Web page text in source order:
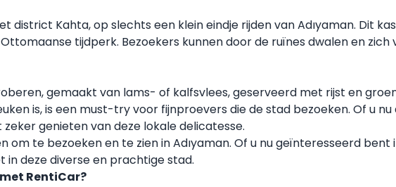
district Kahta, op slechts een klein eindje rijden van Adıyaman. Dit
tijdperk. Bezoekers kunnen door de ruïnes dwalen en
gemaakt van lams- of kalfsvlees, geserveerd met rijst en
is, is een must-try voor fijnproevers die de stad bezoeken. Of u
genieten van deze lokale delicatesse.
om te bezoeken en te zien in Adıyaman. Of u nu geïnteresseerd bent
in deze diverse en prachtige stad.
RentiCar?